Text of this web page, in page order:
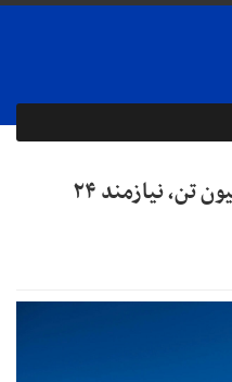
ظرفیت پتروشیمی ۱۳۱.۵ میلیون تن، نیازمند ۲۴